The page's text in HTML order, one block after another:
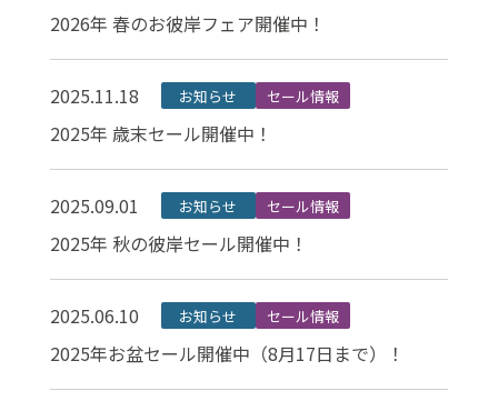
2026年 春のお彼岸フェア開催中！
2025.11.18 お知らせ セール情報
2025年 歳末セール開催中！
2025.09.01 お知らせ セール情報
2025年 秋の彼岸セール開催中！
2025.06.10 お知らせ セール情報
2025年お盆セール開催中（8月17日まで）！